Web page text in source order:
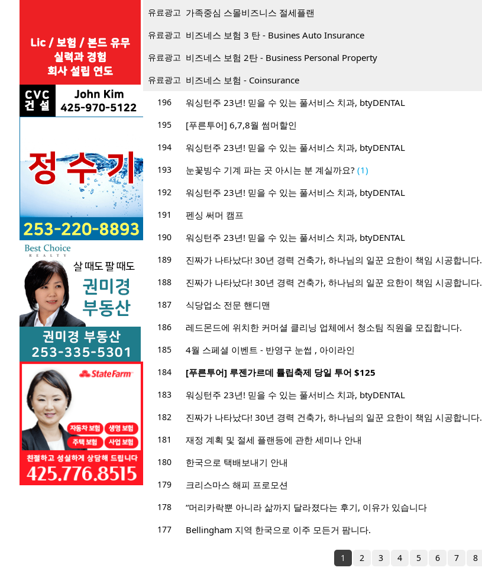
유료광고 가족중심 스몰비즈니스 절세플랜
유료광고 비즈네스 보험 3 탄 - Busines Auto Insurance
유료광고 비즈네스 보험 2탄 - Business Personal Property
유료광고 비즈네스 보험 - Coinsurance
196
워싱턴주 23년! 믿을 수 있는 풀서비스 치과, btyDENTAL
195
[푸른투어] 6,7,8월 썸머할인
194
워싱턴주 23년! 믿을 수 있는 풀서비스 치과, btyDENTAL
193
눈꽃빙수 기계 파는 곳 아시는 분 계실까요? (1)
192
워싱턴주 23년! 믿을 수 있는 풀서비스 치과, btyDENTAL
191
펜싱 써머 캠프
190
워싱턴주 23년! 믿을 수 있는 풀서비스 치과, btyDENTAL
189
진짜가 나타났다! 30년 경력 건축가, 하나님의 일꾼 요한이 책임 시공합니다.
188
진짜가 나타났다! 30년 경력 건축가, 하나님의 일꾼 요한이 책임 시공합니다.
187
식당업소 전문 핸디맨
186
레드몬드에 위치한 커머셜 클리닝 업체에서 청소팀 직원을 모집합니다.
185
4월 스페셜 이벤트 - 반영구 눈썹 , 아이라인
184
[푸른투어] 루젠가르데 튤립축제 당일 투어 $125
183
워싱턴주 23년! 믿을 수 있는 풀서비스 치과, btyDENTAL
182
진짜가 나타났다! 30년 경력 건축가, 하나님의 일꾼 요한이 책임 시공합니다.
181
재정 계획 및 절세 플랜등에 관한 세미나 안내
180
한국으로 택배보내기 안내
179
크리스마스 해피 프로모션
178
“머리카락뿐 아니라 삶까지 달라졌다는 후기, 이유가 있습니다
177
Bellingham 지역 한국으로 이주 모든거 팜니다.
1 2 3 4 5 6 7 8